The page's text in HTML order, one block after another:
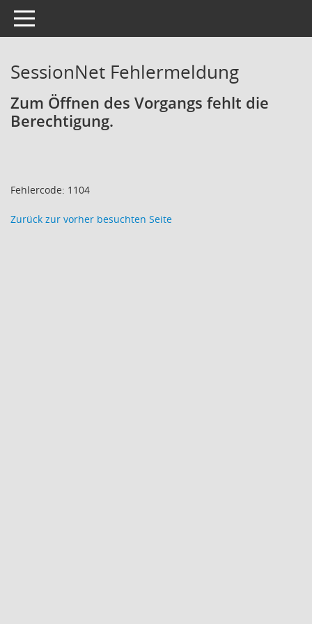
Toggle navigation
SessionNet Fehlermeldung
Zum Öffnen des Vorgangs fehlt die
Berechtigung.
Fehlercode: 1104
Zurück zur vorher besuchten Seite